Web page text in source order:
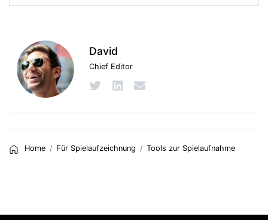
David
Chief Editor
Home Für Spielaufzeichnung Tools zur Spielaufnahme